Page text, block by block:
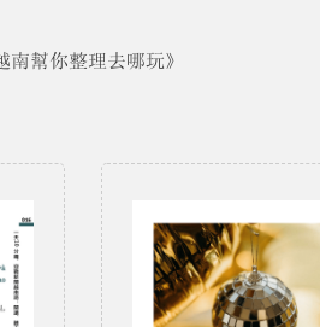
幫你整理去哪玩》